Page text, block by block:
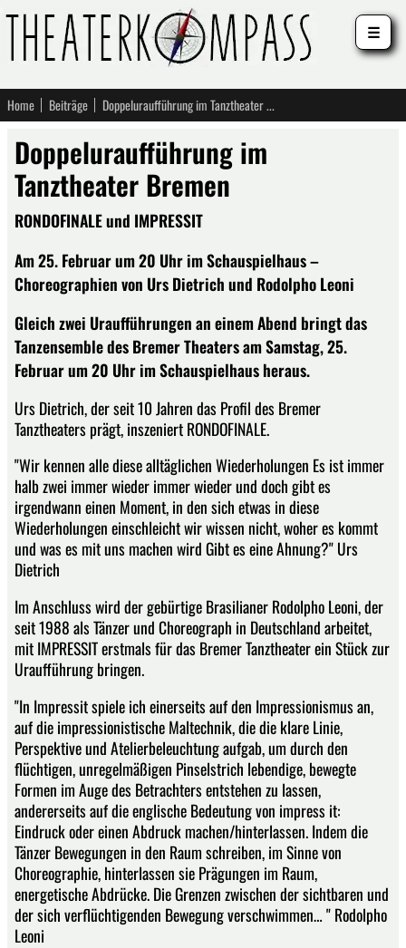
Home Beiträge Doppeluraufführung im Tanztheater Bremen
Doppeluraufführung im
Tanztheater Bremen
RONDOFINALE und IMPRESSIT
Am 25. Februar um 20 Uhr im Schauspielhaus –
Choreographien von Urs Dietrich und Rodolpho Leoni
Gleich zwei Uraufführungen an einem Abend bringt das
Tanzensemble des Bremer Theaters am Samstag, 25.
Februar um 20 Uhr im Schauspielhaus heraus.
Urs Dietrich, der seit 10 Jahren das Profil des Bremer
Tanztheaters prägt, inszeniert RONDOFINALE.
"Wir kennen alle diese alltäglichen Wiederholungen Es ist immer
halb zwei immer wieder immer wieder und doch gibt es
irgendwann einen Moment, in den sich etwas in diese
Wiederholungen einschleicht wir wissen nicht, woher es kommt
und was es mit uns machen wird Gibt es eine Ahnung?" Urs
Dietrich
Im Anschluss wird der gebürtige Brasilianer Rodolpho Leoni, der
seit 1988 als Tänzer und Choreograph in Deutschland arbeitet,
mit IMPRESSIT erstmals für das Bremer Tanztheater ein Stück zur
Uraufführung bringen.
"In Impressit spiele ich einerseits auf den Impressionismus an,
auf die impressionistische Maltechnik, die die klare Linie,
Perspektive und Atelierbeleuchtung aufgab, um durch den
flüchtigen, unregelmäßigen Pinselstrich lebendige, bewegte
Formen im Auge des Betrachters entstehen zu lassen,
andererseits auf die englische Bedeutung von impress it:
Eindruck oder einen Abdruck machen/hinterlassen. Indem die
Tänzer Bewegungen in den Raum schreiben, im Sinne von
Choreographie, hinterlassen sie Prägungen im Raum,
energetische Abdrücke. Die Grenzen zwischen der sichtbaren und
der sich verflüchtigenden Bewegung verschwimmen… " Rodolpho
Leoni
☰